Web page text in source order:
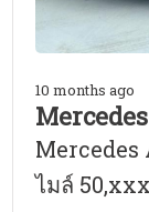
10 months ago
Mercedes
ไมล์